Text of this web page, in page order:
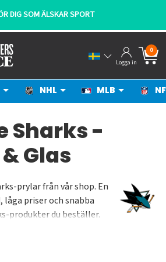
DIG SOM ÄLSKAR SPORT
Logga in
0
NHL MLB
Sharks -
Glas
prylar från vår shop. En
priser och snabba
produkter du beställer.
eller fynda bland alla